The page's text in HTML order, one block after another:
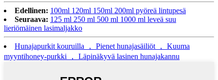
Edellinen: 100ml 120ml 150ml 200ml pyöreä lintupesä
Seuraava: 125 ml 250 ml 500 ml 1000 ml leveä suu
lieriömäinen lasimaljakko
Hunajapurkit kouruilla ， Pienet hunajasäiliöt ， Kuuma
myyntihoney-purkki ， Läpinäkyvä lasinen hunajakannu